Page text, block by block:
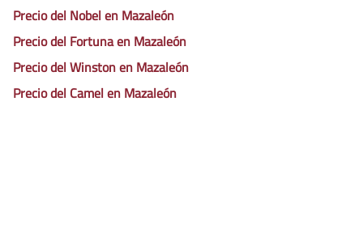
Precio del Nobel en Mazaleón
Precio del Fortuna en Mazaleón
Precio del Winston en Mazaleón
Precio del Camel en Mazaleón